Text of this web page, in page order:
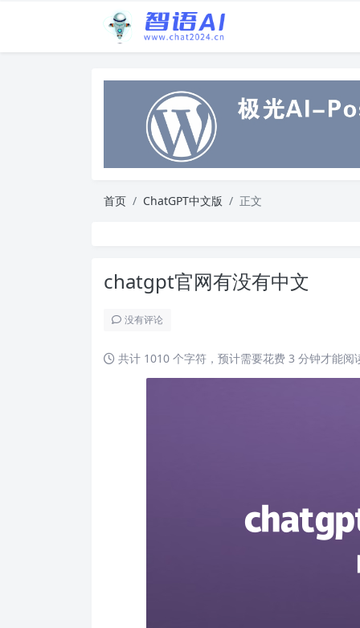
首页 ChatGPT中文版 正文
chatgpt官网有没有中文
没有评论
共计 1010 个字符，预计需要花费 3 分钟才能阅